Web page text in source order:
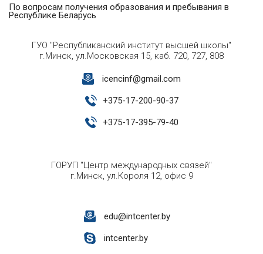
По вопросам получения образования и пребывания в
Республике Беларусь
ГУО "Республиканский институт высшей школы"
г.Минск, ул.Московская 15, каб. 720, 727, 808
icencinf@gmail.com
+375-17-200-90-37
+375-17-395-79-40
ГОРУП "Центр международных связей"
г.Минск, ул.Короля 12, офис 9
edu@intcenter.by
intcenter.by